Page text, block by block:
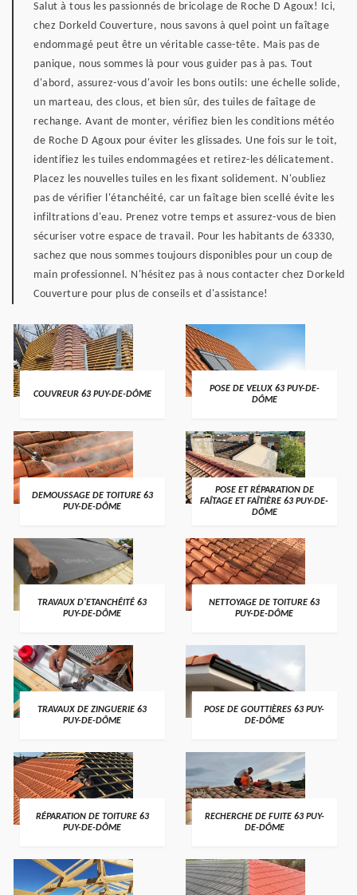
Salut à tous les passionnés de bricolage de Roche D Agoux! Ici,
chez Dorkeld Couverture, nous savons à quel point un faîtage
endommagé peut être un véritable casse-tête. Mais pas de
panique, nous sommes là pour vous guider pas à pas. Tout
d'abord, assurez-vous d'avoir les bons outils: une échelle solide,
un marteau, des clous, et bien sûr, des tuiles de faîtage de
rechange. Avant de monter, vérifiez bien les conditions météo
de Roche D Agoux pour éviter les glissades. Une fois sur le toit,
identifiez les tuiles endommagées et retirez-les délicatement.
Placez les nouvelles tuiles en les fixant solidement. N'oubliez
pas de vérifier l'étanchéité, car un faîtage bien scellé évite les
infiltrations d'eau. Prenez votre temps et assurez-vous de bien
sécuriser votre espace de travail. Pour les habitants de 63330,
sachez que nous sommes toujours disponibles pour un coup de
main professionnel. N'hésitez pas à nous contacter chez Dorkeld
Couverture pour plus de conseils et d'assistance!
COUVREUR 63 PUY-DE-DÔME
POSE DE VELUX 63 PUY-DE-
DÔME
DEMOUSSAGE DE TOITURE 63
PUY-DE-DÔME
POSE ET RÉPARATION DE
FAÎTAGE ET FAÎTIÈRE 63 PUY-DE-
DÔME
TRAVAUX D'ETANCHÉITÉ 63
PUY-DE-DÔME
NETTOYAGE DE TOITURE 63
PUY-DE-DÔME
TRAVAUX DE ZINGUERIE 63
PUY-DE-DÔME
POSE DE GOUTTIÈRES 63 PUY-
DE-DÔME
RÉPARATION DE TOITURE 63
PUY-DE-DÔME
RECHERCHE DE FUITE 63 PUY-
DE-DÔME